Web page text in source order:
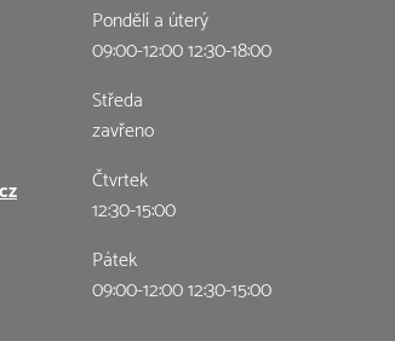
Pondělí a úterý
09:00-12:00 12:30-18:00
Středa
zavřeno
Čtvrtek
12:30-15:00
Pátek
09:00-12:00 12:30-15:00